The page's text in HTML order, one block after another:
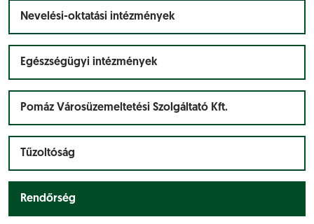
Nevelési-oktatási intézmények
Egészségügyi intézmények
Pomáz Városüzemeltetési Szolgáltató Kft.
Tűzoltóság
Rendőrség